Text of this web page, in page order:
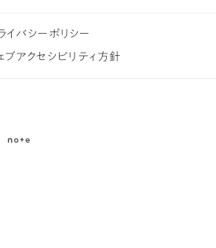
イバシーポリシー
ブアクセシビリティ方針